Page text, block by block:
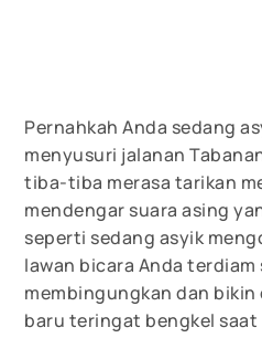
Pernahkah Anda sedang
menyusuri jalanan
tiba-tiba merasa tarikan
mendengar suara asing
seperti sedang asyik
lawan bicara Anda
membingungkan dan bikin
baru teringat bengkel saat